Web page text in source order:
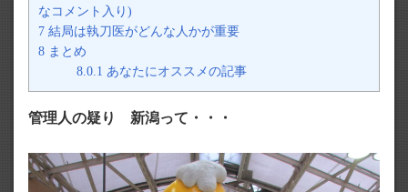
なコメント入り)
7 結局は執刀医がどんな人かが重要
8 まとめ
8.0.1 あなたにオススメの記事
管理人の疑り 新潟って・・・